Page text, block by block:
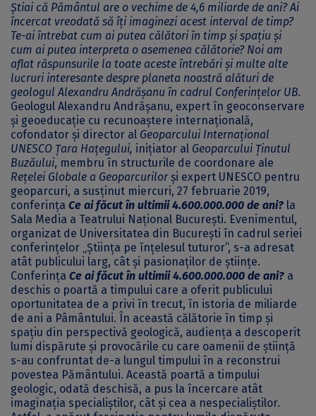
Știai că Pământul are o vechime de 4,6 miliarde de ani? Ai
încercat vreodată să îți imaginezi acest interval de timp?
Te-ai întrebat cum ai putea călători în timp și spațiu și
cum ai putea interpreta o asemenea călătorie? Noi am
aflat răspunsurile la toate aceste întrebări și multe alte
lucruri interesante despre planeta noastră alături de
geologul Alexandru Andrășanu în cadrul Conferințelor UB.
Geologul Alexandru Andrășanu, expert în geoconservare
și geoeducație cu recunoaștere internațională,
cofondator și director al Geoparcului Internațional
UNESCO Țara Hațegului, inițiator al Geoparcului Ținutul
Buzăului, membru în structurile de coordonare ale
Rețelei Globale a Geoparcurilorși expert UNESCO pentru
geoparcuri, a susținut miercuri, 27 februarie 2019,
conferința Ce ai făcut în ultimii 4.600.000.000 de ani? la
Sala Media a Teatrului Național București. Evenimentul,
organizat de Universitatea din București în cadrul seriei
conferințelor „Știința pe înțelesul tuturor”, s-a adresat
atât publicului larg, cât și pasionaților de științe.
Conferința Ce ai făcut în ultimii 4.600.000.000 de ani? a
deschis o poartă a timpului care a oferit publicului
oportunitatea de a privi în trecut, în istoria de miliarde
de ani a Pâmântului. În această călătorie în timp și
spațiu din perspectivă geologică, audiența a descoperit
lumi dispărute și provocările cu care oamenii de știință
s-au confruntat de-a lungul timpului în a reconstrui
povestea Pământului. Această poartă a timpului
geologic, odată deschisă, a pus la încercare atât
imaginația specialiștilor, cât și cea a nespecialiștilor.